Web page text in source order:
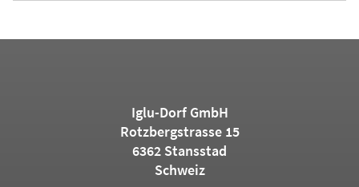
Iglu-Dorf GmbH
Rotzbergstrasse 15
6362 Stansstad
Schweiz